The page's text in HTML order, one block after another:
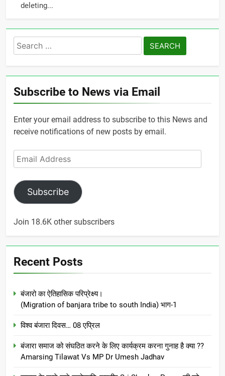
deleting...
Search
for:
Subscribe to News via Email
Enter your email address to subscribe to this News and
receive notifications of new posts by email.
Email
Address
Subscribe
Join 18.6K other subscribers
Recent Posts
बंजारो का ऐतिहासिक परिप्रेक्ष्य।
(Migration of banjara tribe to south India) भाग-1
विश्व बंजारा दिवस… 08 एप्रिल
बंजारा समाज को संघठित करने के लिए कार्यक्रम करना गुनाह है क्या ??
Amarsing Tilawat Vs MP Dr Umesh Jadhav